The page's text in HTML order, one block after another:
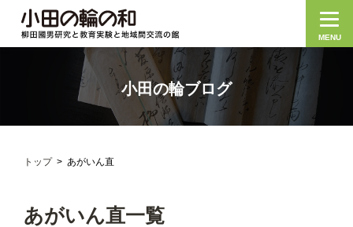
MENU
小田の輪ブログ
トップ あがいん直
あがいん直一覧